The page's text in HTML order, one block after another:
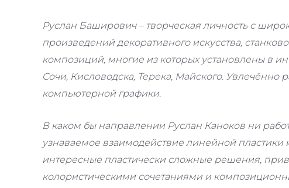
Руслан Баширович – творческая личность с
произведений декоративного искусства,
композиций, многие из которых установлены в
Сочи, Кисловодска, Терека, Майского. Увлечённо
компьютерной графики.
В каком бы направлении Руслан Каноков ни
узнаваемое взаимодействие линейной
интересные пластически сложные решения,
колористическими сочетаниями и